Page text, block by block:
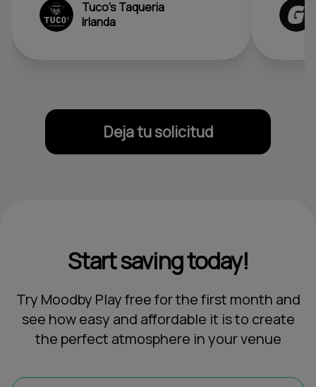
Tuco's Taqueria
Irlanda
Deja tu solicitud
Start saving today!
Try Moodby Play free for the first month and
see how easy and affordable it is to create
the perfect atmosphere in your venue